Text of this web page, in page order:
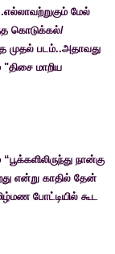
மேல்
கொடுக்கல்/
முதல் படம்..அதாவது
மாறிய
நான்கு
என்று காதில் தேன்
போட்டியில் கூட